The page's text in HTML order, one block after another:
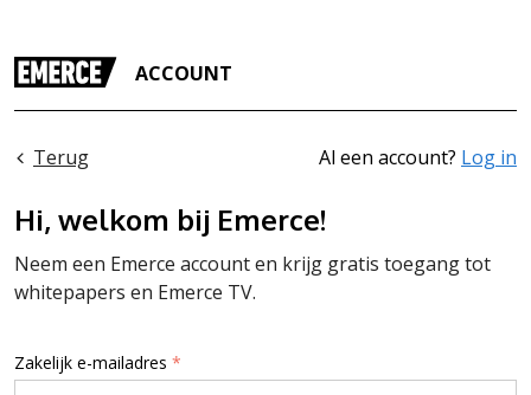
ACCOUNT
Terug Al een account? Log in
Hi, welkom bij Emerce!
Neem een Emerce account en krijg gratis toegang tot
whitepapers en Emerce TV.
Zakelijk e-mailadres *